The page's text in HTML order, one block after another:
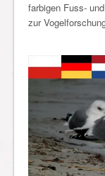
farbigen Fuss-
zur